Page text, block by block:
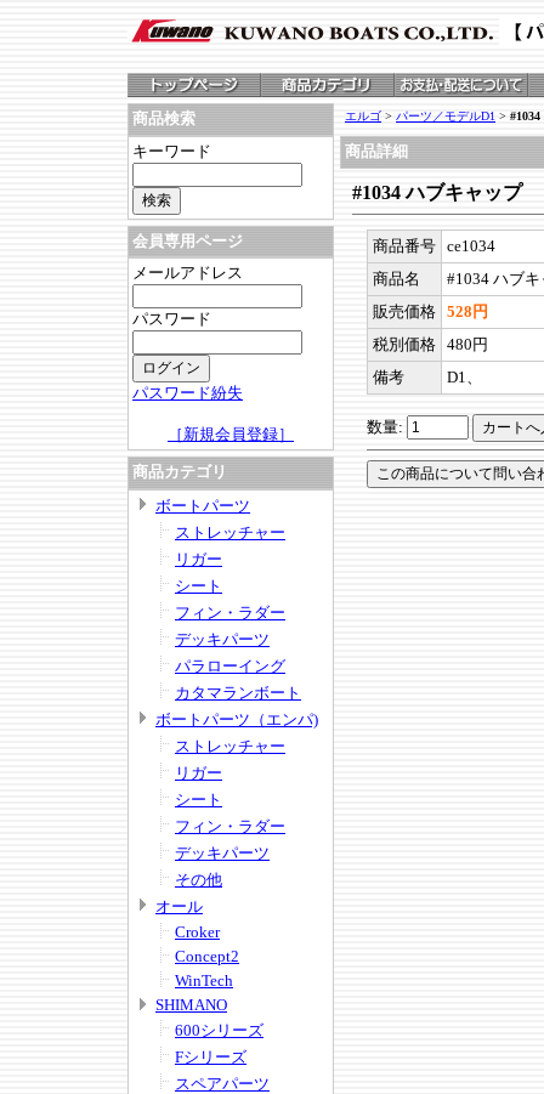
商品検索
キーワード
会員専用ページ
メールアドレス
パスワード
パスワード紛失
［新規会員登録］
商品カテゴリ
ボートパーツ
ストレッチャー
リガー
シート
フィン・ラダー
デッキパーツ
パラローイング
カタマランボート
ボートパーツ（エンパ)
ストレッチャー
リガー
シート
フィン・ラダー
デッキパーツ
その他
オール
Croker
Concept2
WinTech
SHIMANO
600シリーズ
Fシリーズ
スペアパーツ
エルゴ > パーツ／モデルD1 >
商品詳細
#1034 ハブキャップ
商品番号 ce1034
商品名
#1034 ハブ
販売価格 528円
税別価格 480円
備考
D1、
数量: